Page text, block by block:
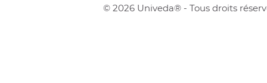
© 2026 Univeda® - Tous droits